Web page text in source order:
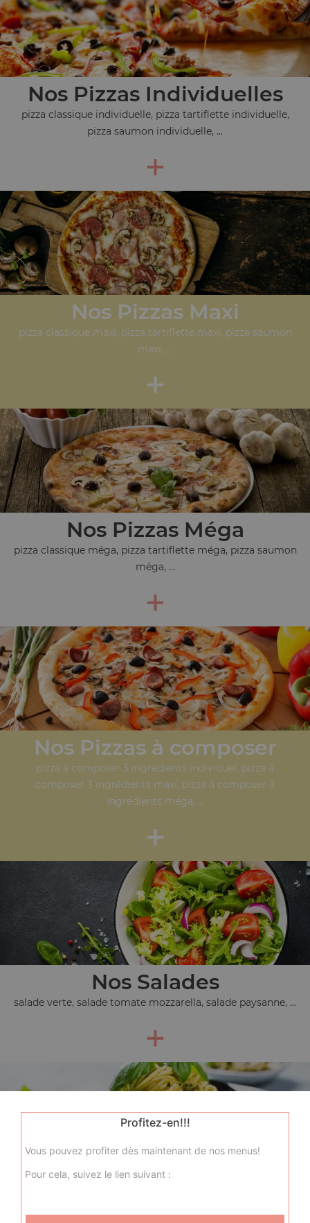
Nos Pizzas Individuelles
pizza classique individuelle, pizza tartiflette individuelle,
pizza saumon individuelle, ...
+
Nos Pizzas Maxi
pizza classique maxi, pizza tartiflette maxi, pizza saumon
maxi, ...
+
Nos Pizzas Méga
pizza classique méga, pizza tartiflette méga, pizza saumon
méga, ...
+
Nos Pizzas à composer
pizza à composer 3 ingrédients individuel, pizza à
composer 3 ingrédients maxi, pizza à composer 3
ingrédients méga, ...
+
Nos Salades
salade verte, salade tomate mozzarella, salade paysanne, ...
+
Nos Pâtes
Profitez-en!!!
Vous pouvez profiter dès maintenant de nos menus!
Pour cela, suivez le lien suivant :